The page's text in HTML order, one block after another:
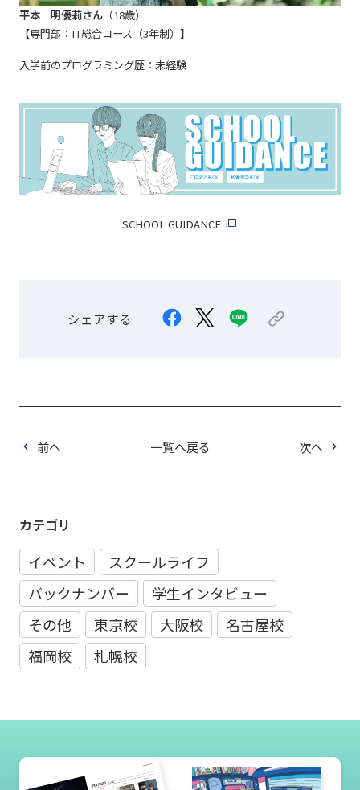
平本 明優莉さん（18歳）
【専門部：IT総合コース（3年制）】
入学前のプログラミング歴：未経験
SCHOOL GUIDANCE
シェアする
前へ 一覧へ戻る 次へ
カテゴリ
イベント
スクールライフ
バックナンバー
学生インタビュー
その他
東京校 大阪校
名古屋校
福岡校
札幌校